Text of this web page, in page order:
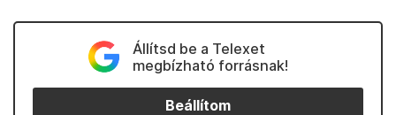
Állítsd be a Telexet
megbízható forrásnak!
Beállítom